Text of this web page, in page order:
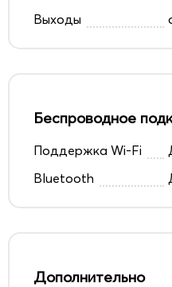
Выходы
Беспроводное
Поддержка Wi-Fi
Bluetooth
Дополнительно